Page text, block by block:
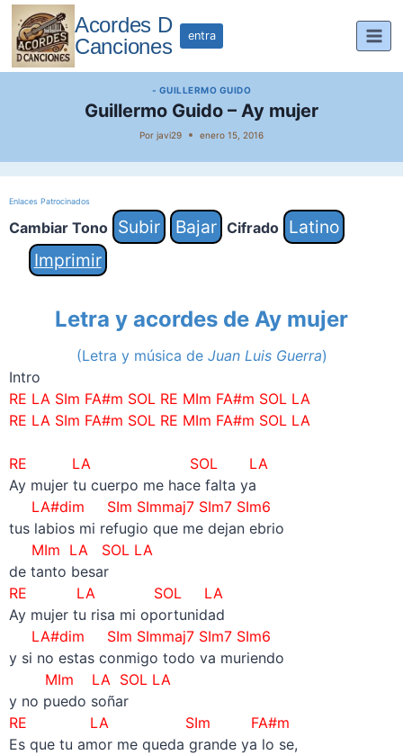
Saltar
contenido
Acordes D
Canciones
entra
- GUILLERMO GUIDO
Guillermo Guido – Ay mujer
Por javi29 enero 15, 2016
Enlaces Patrocinados
Cambiar Tono Subir Bajar Cifrado
Latino
Imprimir
Letra y acordes de Ay mujer
(Letra y música de Juan Luis Guerra)
Intro
RE LA SIm FA#m SOL RE MIm FA#m SOL LA
RE LA SIm FA#m SOL RE MIm FA#m SOL LA
RE LA SOL LA
Ay mujer tu cuerpo me hace falta ya
LA#dim SIm SImmaj7 SIm7 SIm6
tus labios mi refugio que me dejan ebrio
MIm LA SOL LA
de tanto besar
RE LA SOL LA
Ay mujer tu risa mi oportunidad
LA#dim SIm SImmaj7 SIm7 SIm6
y si no estas conmigo todo va muriendo
MIm LA SOL LA
y no puedo soñar
RE LA SIm FA#m
Es que tu amor me queda grande ya lo se,